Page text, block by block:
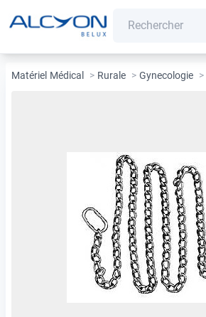
Matériel Médical > Rurale > Gynecologie >